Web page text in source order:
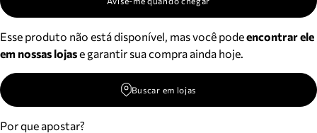
Esse produto não está disponível, mas você podeencontrar ele
em nossas lojase garantir sua compra ainda hoje.
Buscar em lojas
Por que apostar?